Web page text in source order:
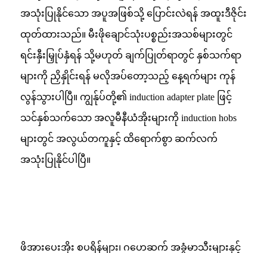
အသုံးပြုနိုင်သော အပူအဖြစ်သို့ ပြောင်းလဲရန် အထူးဒီဇိုင်း
ထုတ်ထားသည်။ မီးဖိုချောင်သုံးပစ္စည်းအသစ်များတွင်
ရင်းနှီးမြှုပ်နှံရန် သို့မဟုတ် ချက်ပြုတ်ရာတွင် နှစ်သက်ရာ
များကို ညှိနှိုင်းရန် မလိုအပ်တော့သည့် နေ့ရက်များ ကုန်
လွန်သွားပါပြီ။ ကျွန်ုပ်တို့၏ induction adapter plate ဖြင့်
သင်နှစ်သက်သော အလူမီနီယံအိုးများကို induction hobs
များတွင် အလွယ်တကူနှင့် ထိရောက်စွာ ဆက်လက်
အသုံးပြုနိုင်ပါပြီ။
ဖိအားပေးအိုး စပရိန်များ၊ ဂဟေဆက် အခွံမာသီးများနှင့်